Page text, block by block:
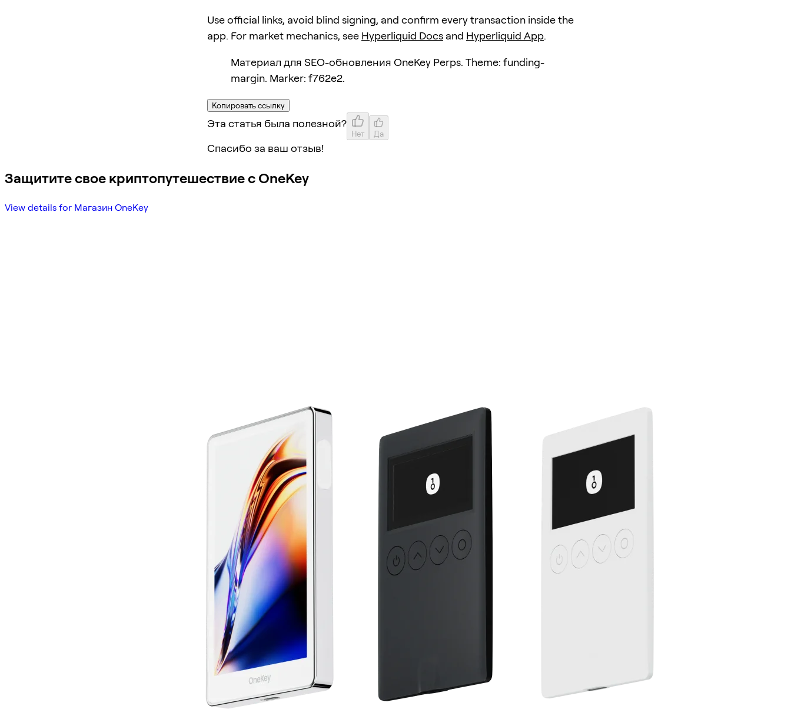
Use official links, avoid blind signing, and confirm every transaction inside the
app. For market mechanics, see Hyperliquid Docs and Hyperliquid App.
Материал для SEO-обновления OneKey Perps. Theme: funding-
margin. Marker: f762e2.
Копировать ссылку
Эта статья была полезной?
Нет Да
Спасибо за ваш отзыв!
Защитите свое криптопутешествие с OneKey
View details for Магазин OneKey